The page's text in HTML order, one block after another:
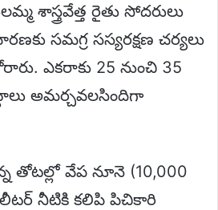
శాస్త్రవేత్త రైతు సోదరులు
సమగ్ర సస్యరక్షణ చర్యలు
ఎకరాకు 25 నుంచి 35
అమర్చవలసిందిగా
తోటల్లో వేప నూనె (10,000
నీటికి కలిపి పిచికారి